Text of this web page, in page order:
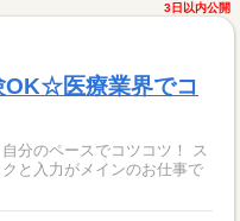
3日以内公開
OK☆医療業界でコ
と入力がメインのお仕事で